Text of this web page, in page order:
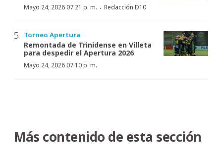
Mayo 24, 2026 07:21 p. m. · Redacción D10
Torneo Apertura
Remontada de Trinidense en Villeta
para despedir el Apertura 2026
Mayo 24, 2026 07:10 p. m.
Más contenido de esta sección